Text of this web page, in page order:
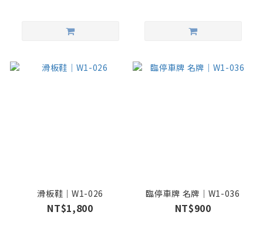
滑板鞋｜W1-026
NT$1,800
臨停車牌 名牌｜W1-036
NT$900